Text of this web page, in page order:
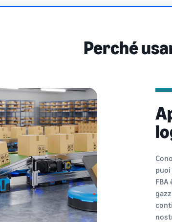
Perché